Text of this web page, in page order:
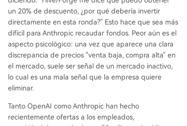
un 20% de descuento, ¿por qué debería invertir
directamente en esta ronda?" Esto hace que sea más
difícil para Anthropic recaudar fondos. Peor aún es el
aspecto psicológico: una vez que aparece una clara
discrepancia de precios "venta baja, compra alta" en
el mercado, suele ser señal de un mercado inactivo,
lo cual es una mala señal que la empresa quiere
eliminar.
Tanto OpenAI como Anthropic han hecho
recientemente ofertas a los empleados,